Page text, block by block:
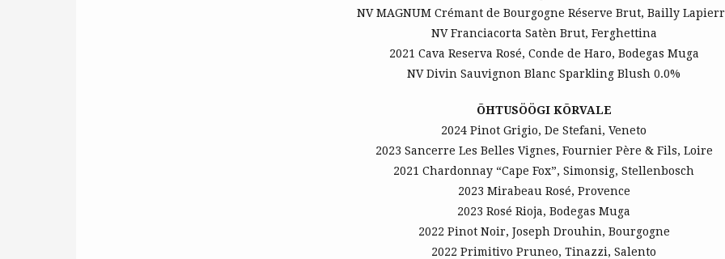
NV MAGNUM Crémant de Bourgogne Réserve Brut, Bailly
NV Franciacorta Satèn Brut, Ferghettina
2021 Cava Reserva Rosé, Conde de Haro, Bodegas Muga
NV Divin Sauvignon Blanc Sparkling Blush 0.0%
ÕHTUSÖÖGI KÕRVALE
2024 Pinot Grigio, De Stefani, Veneto
2023 Sancerre Les Belles Vignes, Fournier Père & Fils, Loire
2021 Chardonnay “Cape Fox”, Simonsig, Stellenbosch
2023 Mirabeau Rosé, Provence
2023 Rosé Rioja, Bodegas Muga
2022 Pinot Noir, Joseph Drouhin, Bourgogne
2022 Primitivo Pruneo, Tinazzi, Salento